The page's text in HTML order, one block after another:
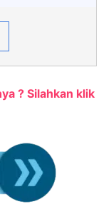
? Silahkan klik